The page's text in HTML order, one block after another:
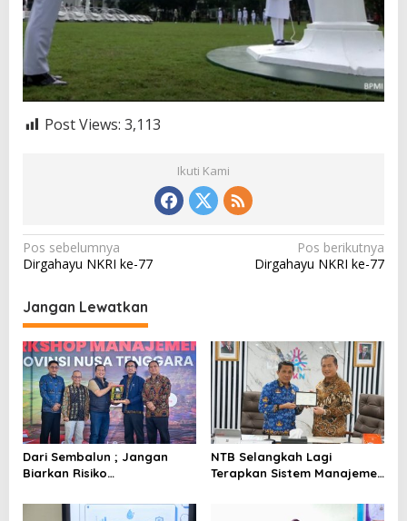
Post Views: 3,113
Ikuti Kami
N
a
v
i
g
a
s
i
p
o
s
Pos sebelumnya
Dirgahayu NKRI ke-77
Pos berikutnya
Dirgahayu NKRI ke-77
Jangan Lewatkan
Dari Sembalun ; Jangan
Biarkan Risiko
NTB Selangkah Lagi
Terapkan Sistem Manajemen